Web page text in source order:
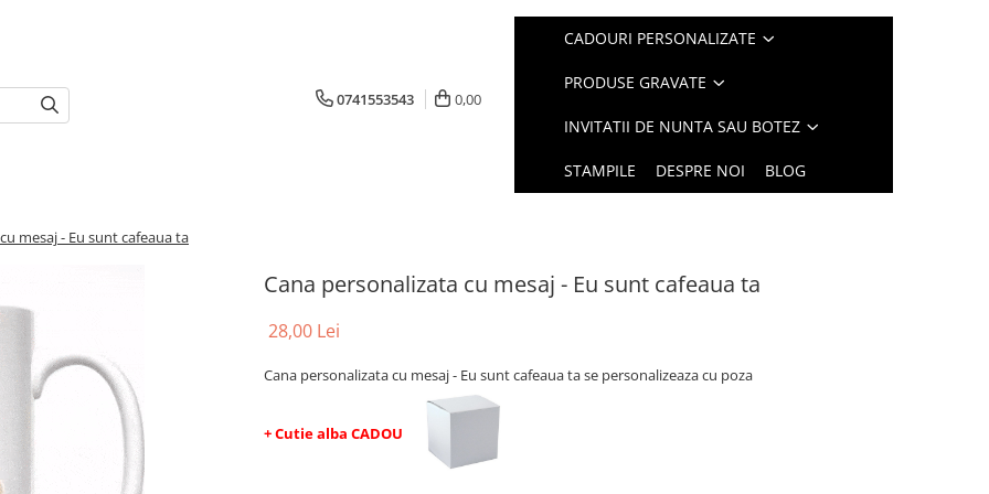
0741553543 0,00
CADOURI PERSONALIZATE
PRODUSE GRAVATE
INVITATII DE NUNTA SAU BOTEZ
STAMPILE DESPRE NOI BLOG
mesaj - Eu sunt cafeaua ta
Cana personalizata cu mesaj - Eu sunt cafeaua ta
28,00 Lei
Cana personalizata cu mesaj - Eu sunt cafeaua ta se personalizeaza cu poza
+ Cutie alba CADOU